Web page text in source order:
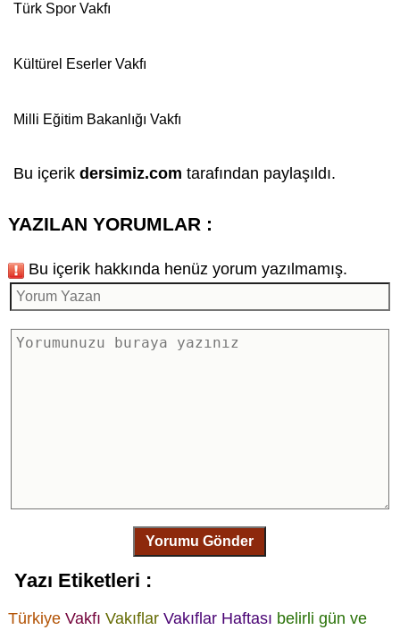
Türk Spor Vakfı
Kültürel Eserler Vakfı
Milli Eğitim Bakanlığı Vakfı
Bu içerik dersimiz.com tarafından paylaşıldı.
YAZILAN YORUMLAR :
Bu içerik hakkında henüz yorum yazılmamış.
Yorumu Gönder
Yazı Etiketleri :
Türkiye Vakfı Vakıflar Vakıflar Haftası belirli gün ve